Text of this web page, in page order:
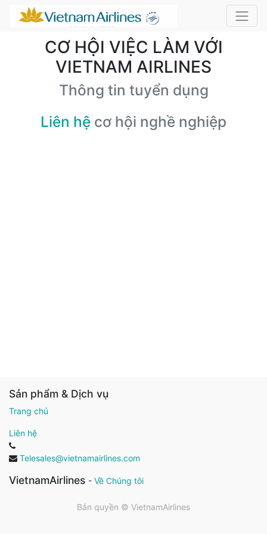
CƠ HỘI VIỆC LÀM VỚI
VIETNAM AIRLINES
Thông tin tuyển dụng
Liên hệ cơ hội nghề nghiệp
Sản phẩm & Dịch vụ
Trang chủ
Liên hệ
Telesales@vietnamairlines.com
VietnamAirlines - Về Chúng tôi
Bản quyền © VietnamAirlines